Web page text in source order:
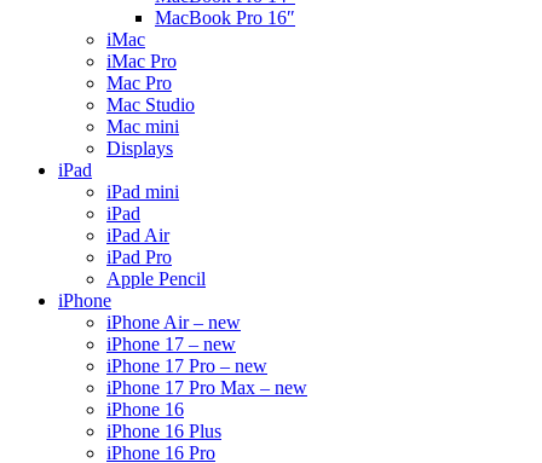
MacBook Pro 16″
iMac
iMac Pro
Mac Pro
Mac Studio
Mac mini
Displays
iPad
iPad mini
iPad
iPad Air
iPad Pro
Apple Pencil
iPhone
iPhone Air – new
iPhone 17 – new
iPhone 17 Pro – new
iPhone 17 Pro Max – new
iPhone 16
iPhone 16 Plus
iPhone 16 Pro